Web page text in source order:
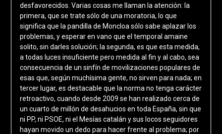
desfavorecidos. Varias cosas me llaman la atención: la
primera, que se trate sólo de una moratoria, lo que
significa que la pandilla de Moncloa sólo sabe aplazar los
problemas, y esperar en vano que el temporal amaine
solito, sin darles solución; la segunda, es que esta medida,
a todas luces insuficiente pero medida al fin y al cabo, sea
consecuencia de un sinfín de movilizaciones populares de
esas que, según muchísima gente, no sirven para nada; en
tercer lugar, es destacable que la norma no tenga carácter
retroactivo, cuando desde 2009 se han realizado cerca de
un cuarto de millón de desahucios en toda España, sin que
ni PP, ni PSOE, ni el Mesías catalán y sus locos seguidores
hayan movido un dedo para hacer frente al problema; por